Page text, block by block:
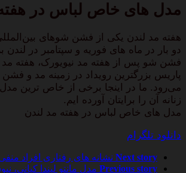
مدل های خاص لباس در
هفته مد لندن یکی از فشن ‌شوهای
دو بار در ماه ‌های فوریه و سپتامبر در
فشن‌ شو پس از هفته مد نیویورک، هفته مد
پاریس بزرگترین رویداد در زمینه مد و فشن
می‌رود. ما در اینجا برخی از خاص ترین
زنانه آن را برایتان آورده ایم.
مدل های خاص لباس در هفته مد لندن
دانلود تلگرام
Next story نشانه های رفتاری افراد
Previous story مدل مانتو لیندا کیانی،